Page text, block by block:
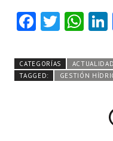
Fa
b
o
T
itt
er
W
ts
A
CATEGORÍAS ACTUALIDAD
TAGGED:
GESTIÓN